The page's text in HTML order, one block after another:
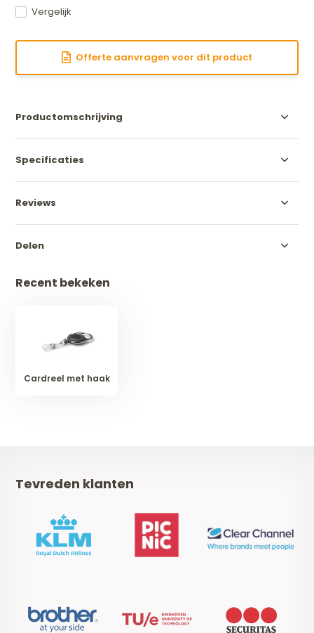
Vergelijk
Offerte aanvragen voor dit product
Productomschrijving
Specificaties
Reviews
Delen
Recent bekeken
Cardreel met haak
Tevreden klanten